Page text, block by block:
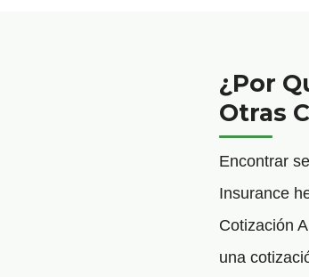
¿Por
Otras
Encontrar
Insurance
Cotización
una